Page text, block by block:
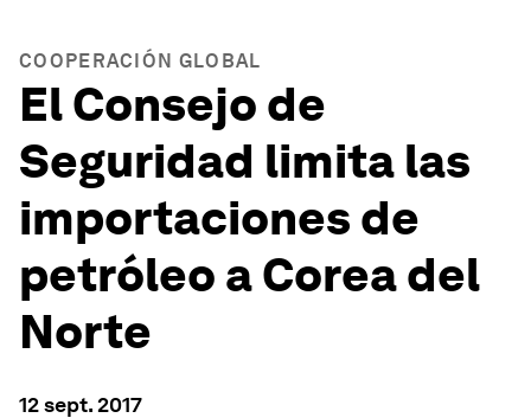
COOPERACIÓN GLOBAL
El Consejo de
Seguridad limita las
importaciones de
petróleo a Corea del
Norte
12 sept. 2017